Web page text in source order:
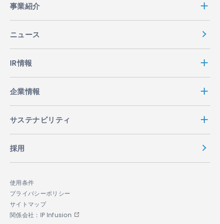
事業紹介
ニュース
IR情報
企業情報
サステナビリティ
採用
使用条件
プライバシーポリシー
サイトマップ
関係会社：IP Infusion